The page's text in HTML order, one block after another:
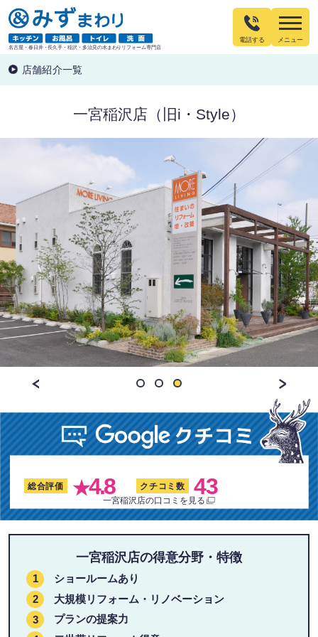
名古屋・春日井・長久手・稲沢・多治見の水まわりリフォーム専門店
電話する
店舗紹介一覧
一宮稲沢店（旧i・Style）
総合評価 ★4.8 クチコミ数 43
一宮稲沢店の口コミを見る
一宮稲沢店の得意分野・特徴
ショールームあり
大規模リフォーム・リノベーション
プランの提案力